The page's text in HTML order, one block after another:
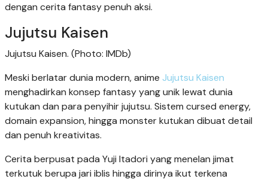
dengan cerita fantasy penuh aksi.
Jujutsu Kaisen
Jujutsu Kaisen. (Photo: IMDb)
Meski berlatar dunia modern, anime Jujutsu Kaisen
menghadirkan konsep fantasy yang unik lewat dunia
kutukan dan para penyihir jujutsu. Sistem cursed energy,
domain expansion, hingga monster kutukan dibuat detail
dan penuh kreativitas.
Cerita berpusat pada Yuji Itadori yang menelan jimat
terkutuk berupa jari iblis hingga dirinya ikut terkena